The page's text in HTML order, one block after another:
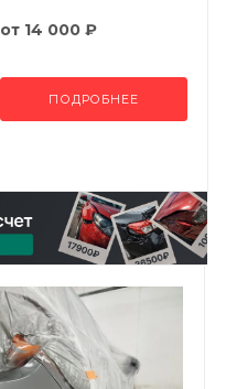
от 14 000 ₽
ПОДРОБНЕЕ